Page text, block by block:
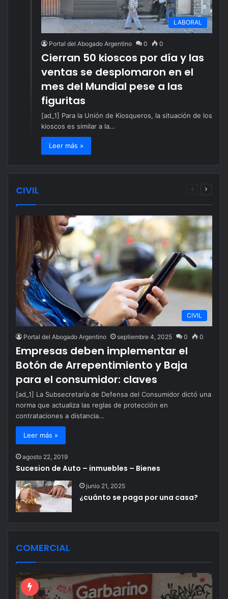
LABORAL
Portal del Abogado Argentino 0 0
Cierran 50 kioscos por día y las
ventas se desplomaron en el
mes del Mundial pese a las
figuritas
[ad_1] Para la Unión de Kiosqueros, la situación de los
kioscos es similar a la…
Leer más »
CIVIL
PáginaPágina
CIVIL
Portal del Abogado Argentino septiembre 4, 2025 0 0
Empresas deben implementar el
Botón de Arrepentimiento y Baja
para el consumidor: claves
[ad_1] La Subsecretaría de Defensa del Consumidor dictó una
norma que actualiza las reglas de protección en
contrataciones a distancia…
Leer más »
agosto 22, 2019
Sucesion de Auto – inmuebles – Bienes
junio 21, 2025
¿cuánto se paga por una casa?
COMERCIAL